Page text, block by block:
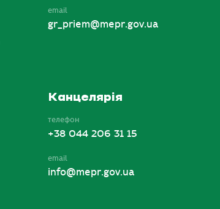
email
gr_priem@mepr.gov.ua
Канцелярія
телефон
+38 044 206 31 15
email
info@mepr.gov.ua